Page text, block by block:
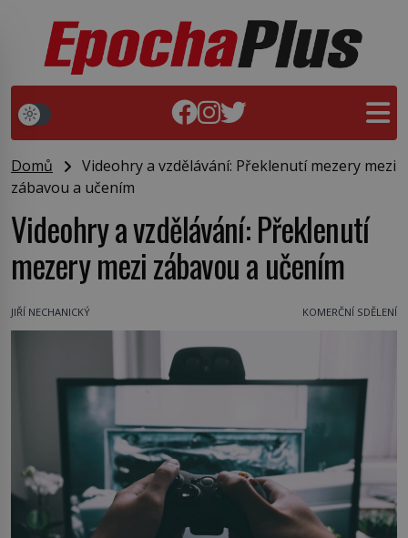
Domů
Videohry a vzdělávání: Překlenutí mezery mezi
zábavou a učením
Videohry a vzdělávání: Překlenutí
mezery mezi zábavou a učením
JIŘÍ NECHANICKÝ KOMERČNÍ SDĚLENÍ